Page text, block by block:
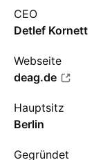
CEO
Detlef Kornett
Webseite
deag.de
Hauptsitz
Berlin
Gegründet